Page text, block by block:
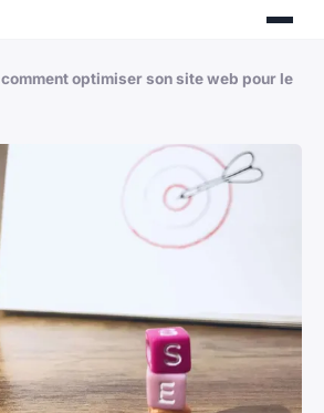
comment optimiser son site web pour le